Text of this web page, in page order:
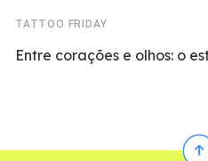
TATTOO FRIDAY
Entre corações e olhos: o